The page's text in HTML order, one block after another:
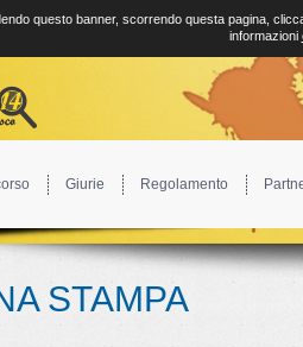
Giurie Regolamento
STAMPA
questo banner, scorrendo questa pagina,
informazioni